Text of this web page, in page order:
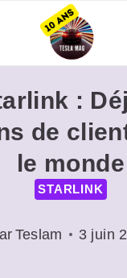
:
de
le monde
STARLINK
Teslam 3 juin